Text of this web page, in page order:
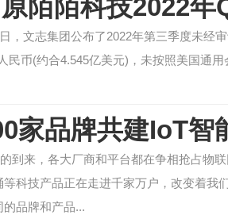
陌陌科技2022年
，文志集团公布了2022年第三季度未经
民币(约合4.545亿美元)，未按照美国通
家品牌共建IoT智
的到来，各大厂商和平台都在争相抢占物
等科技产品正在走进千家万户，改变着
品牌和产品...